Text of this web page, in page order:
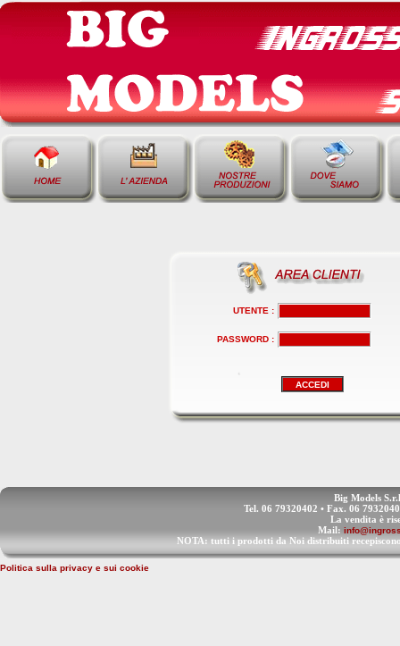
UTENTE :
PASSWORD :
Big Models
Tel. 06 79320402 • Fax. 06
La vendita è
Mail:
NOTA: tutti i prodotti da Noi distribuiti
Politica sulla privacy e sui cookie